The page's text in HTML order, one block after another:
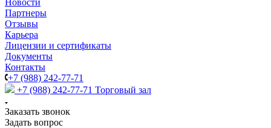
Новости
Партнеры
Отзывы
Карьера
Лицензии и сертификаты
Документы
Контакты
+7 (988) 242-77-71
+7 (988) 242-77-71 Торговый зал
Заказать звонок
Задать вопрос